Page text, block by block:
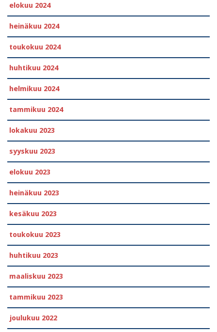
elokuu 2024
heinäkuu 2024
toukokuu 2024
huhtikuu 2024
helmikuu 2024
tammikuu 2024
lokakuu 2023
syyskuu 2023
elokuu 2023
heinäkuu 2023
kesäkuu 2023
toukokuu 2023
huhtikuu 2023
maaliskuu 2023
tammikuu 2023
joulukuu 2022